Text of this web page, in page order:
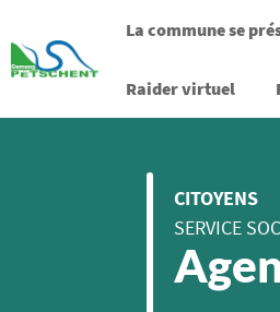
La commune se
Raider virtuel
CITOYENS
SERVICE